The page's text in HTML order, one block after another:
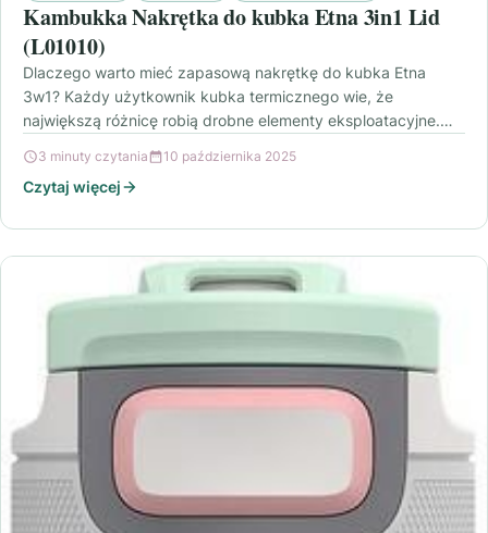
Kambukka Nakrętka do kubka Etna 3in1 Lid
(L01010)
Dlaczego warto mieć zapasową nakrętkę do kubka Etna
3w1? Każdy użytkownik kubka termicznego wie, że
największą różnicę robią drobne elementy eksploatacyjne.
3 minuty czytania 10 października 2025
Czytaj więcej